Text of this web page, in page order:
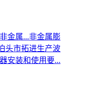
金属...非金属膨
头市拓进生产波
安装和使用要...